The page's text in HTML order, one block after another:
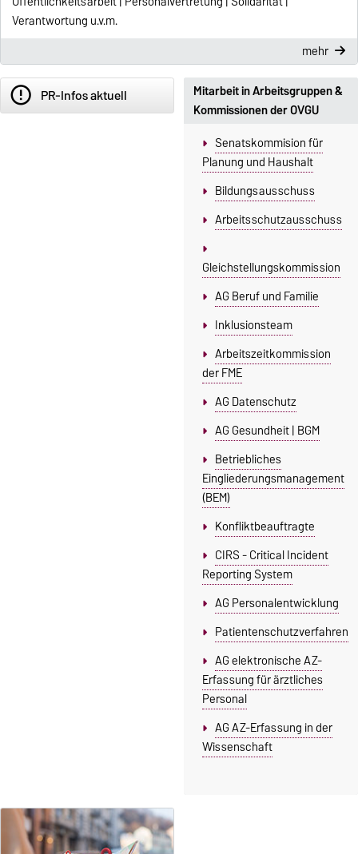
Verantwortung u.v.m.
mehr
Mitarbeit in Arbeitsgruppen &
Kommissionen der OVGU
Senatskommision für
Planung und Haushalt
Bildungsausschuss
Arbeitsschutzausschuss
Gleichstellungskommission
AG Beruf und Familie
Inklusionsteam
Arbeitszeitkommission
der FME
AG Datenschutz
AG Gesundheit | BGM
Betriebliches
Eingliederungsmanagement
(BEM)
Konfliktbeauftragte
CIRS - Critical Incident
Reporting System
AG Personalentwicklung
Patientenschutzverfahren
AG elektronische AZ-
Erfassung für ärztliches
Personal
AG AZ-Erfassung in der
Wissenschaft
error_outline PR-Infos aktuell